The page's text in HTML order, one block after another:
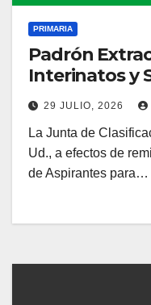
PRIMARIA
Padrón
Interinatos y
29 JULIO, 2026
La Junta de
Ud., a efectos de
de Aspirantes para…